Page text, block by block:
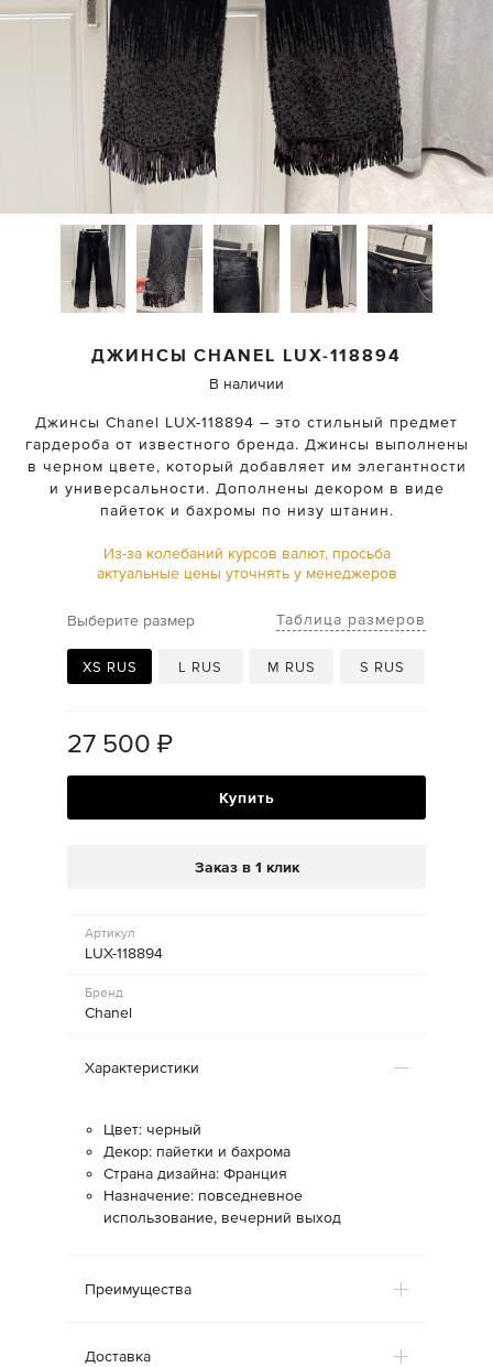
ДЖИНСЫCHANEL LUX-118894
В наличии
Джинсы Chanel LUX-118894 – это стильный предмет
гардероба от известного бренда. Джинсы выполнены
в черном цвете, который добавляет им элегантности
и универсальности. Дополнены декором в виде
пайеток и бахромы по низу штанин.
Из-за колебаний курсов валют, просьба
актуальные цены уточнять у менеджеров
Выберите размер Таблица размеров
XS RUS L RUS M RUS S RUS
27 500 ₽
Купить
Заказ в 1 клик
Артикул
LUX-118894
Бренд
Chanel
Характеристики
Цвет: черный
Декор: пайетки и бахрома
Страна дизайна: Франция
Назначение: повседневное
использование, вечерний выход
Преимущества
Доставка